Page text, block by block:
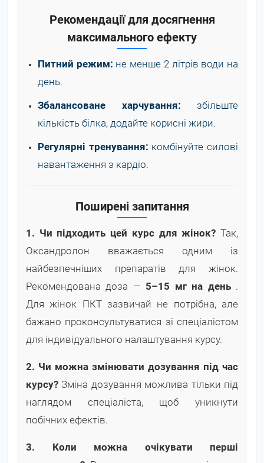
Рекомендації для досягнення
максимального ефекту
Питний режим: не менше 2 літрів води на
день.
Збалансоване харчування: збільште
кількість білка, додайте корисні жири.
Регулярні тренування: комбінуйте силові
навантаження з кардіо.
Поширені запитання
1. Чи підходить цей курс для жінок? Так,
Оксандролон вважається одним із
найбезпечніших препаратів для жінок.
Рекомендована доза — 5–15 мг на день .
Для жінок ПКТ зазвичай не потрібна, але
бажано проконсультуватися зі спеціалістом
для індивідуального налаштування курсу.
2. Чи можна змінювати дозування під час
курсу? Зміна дозування можлива тільки під
наглядом спеціаліста, щоб уникнути
побічних ефектів.
3. Коли можна очікувати перші